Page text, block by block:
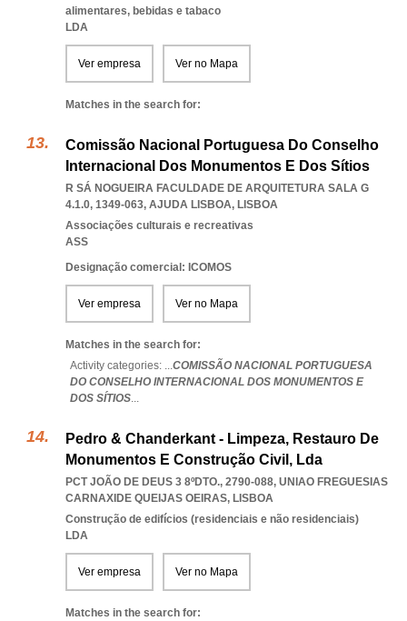
alimentares, bebidas e tabaco
LDA
Ver empresa Ver no Mapa
Matches in the search for:
Comissão Nacional Portuguesa Do Conselho
Internacional Dos Monumentos E Dos Sítios
R SÁ NOGUEIRA FACULDADE DE ARQUITETURA SALA G
4.1.0, 1349-063, AJUDA LISBOA, LISBOA
Associações culturais e recreativas
ASS
Designação comercial: ICOMOS
Ver empresa Ver no Mapa
Matches in the search for:
Activity categories: ...COMISSÃO NACIONAL PORTUGUESA
DO CONSELHO INTERNACIONAL DOS MONUMENTOS E
DOS SÍTIOS...
Pedro & Chanderkant - Limpeza, Restauro De
Monumentos E Construção Civil, Lda
PCT JOÃO DE DEUS 3 8ºDTO., 2790-088, UNIAO FREGUESIAS
CARNAXIDE QUEIJAS OEIRAS, LISBOA
Construção de edifícios (residenciais e não residenciais)
LDA
Ver empresa Ver no Mapa
Matches in the search for: